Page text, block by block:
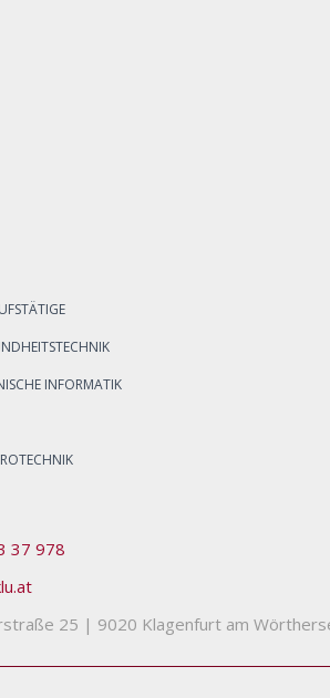
INFORMATIK
37 978
25 | 9020 Klagenfurt am